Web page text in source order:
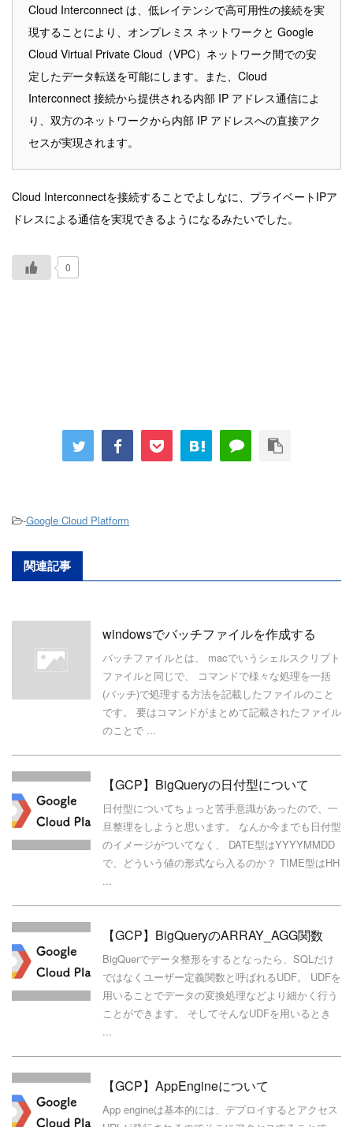
Cloud Interconnect は、低レイテンシで高可用性の接続を実
現することにより、オンプレミス ネットワークと Google
Cloud Virtual Private Cloud（VPC）ネットワーク間での安
定したデータ転送を可能にします。また、Cloud
Interconnect 接続から提供される内部 IP アドレス通信によ
り、双方のネットワークから内部 IP アドレスへの直接アク
セスが実現されます。
Cloud Interconnectを接続することでよしなに、プライベートIPア
ドレスによる通信を実現できるようになるみたいでした。
0
-Google Cloud Platform
関連記事
windowsでバッチファイルを作成する
バッチファイルとは、 macでいうシェルスクリプト
ファイルと同じで、 コマンドで様々な処理を一括
(バッチ)で処理する方法を記載したファイルのこと
です。 要はコマンドがまとめて記載されたファイル
のことで ...
【GCP】BigQueryの日付型について
日付型についてちょっと苦手意識があったので、一
旦整理をしようと思います。 なんか今までも日付型
のイメージがついてなく、 DATE型はYYYYMMDD
で、どういう値の形式なら入るのか？ TIME型はHH
...
【GCP】BigQueryのARRAY_AGG関数
BigQuerでデータ整形をするとなったら、SQLだけ
ではなくユーザー定義関数と呼ばれるUDF。 UDFを
用いることでデータの変換処理などより細かく行う
ことができます。 そしてそんなUDFを用いるとき
...
【GCP】AppEngineについて
App engineは基本的には、デプロイするとアクセス